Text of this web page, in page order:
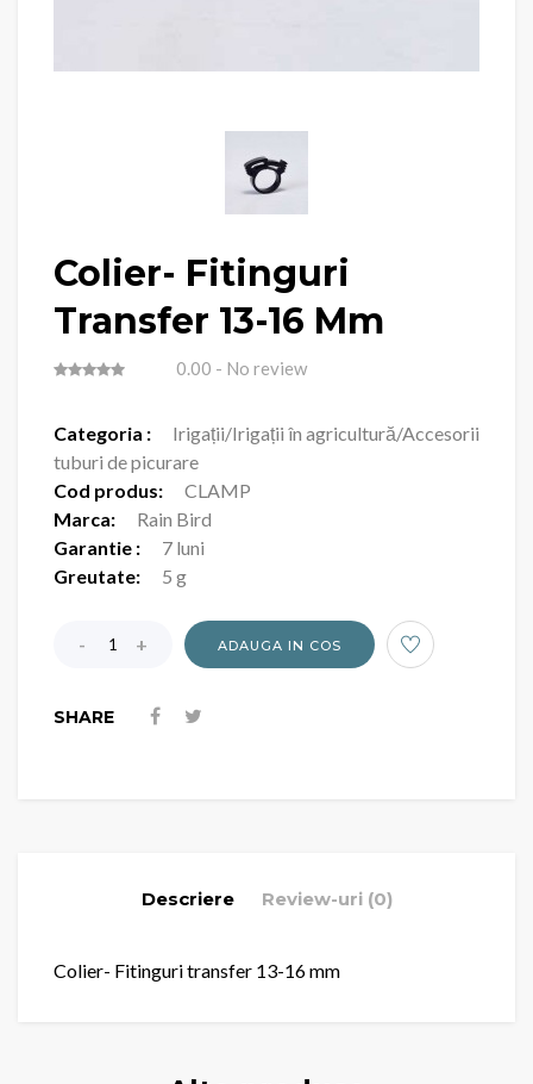
Colier- Fitinguri
Transfer 13-16 Mm
0.00 - No review
Categoria :
Irigații/Irigații în agricultură/Accesorii
tuburi de picurare
Cod produs:
CLAMP
Marca:
Rain Bird
Garantie :
7 luni
Greutate:
5 g
ADAUGA IN COS
SHARE
Descriere Review-uri (0)
Colier- Fitinguri transfer 13-16 mm